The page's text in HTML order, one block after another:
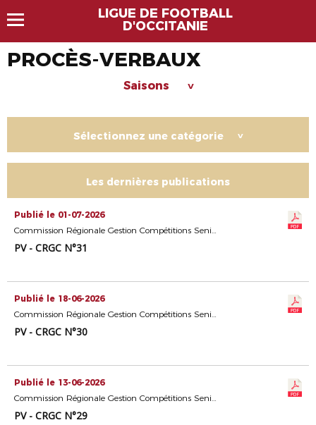
LIGUE DE FOOTBALL
D'OCCITANIE
PROCÈS-VERBAUX
Saisons >
Sélectionnez une catégorie >
Les dernières publications
Publié le 01-07-2026
Commission Régionale Gestion Compétitions Seniors
PV - CRGC N°31
Publié le 18-06-2026
Commission Régionale Gestion Compétitions Seniors
PV - CRGC N°30
Publié le 13-06-2026
Commission Régionale Gestion Compétitions Seniors
PV - CRGC N°29